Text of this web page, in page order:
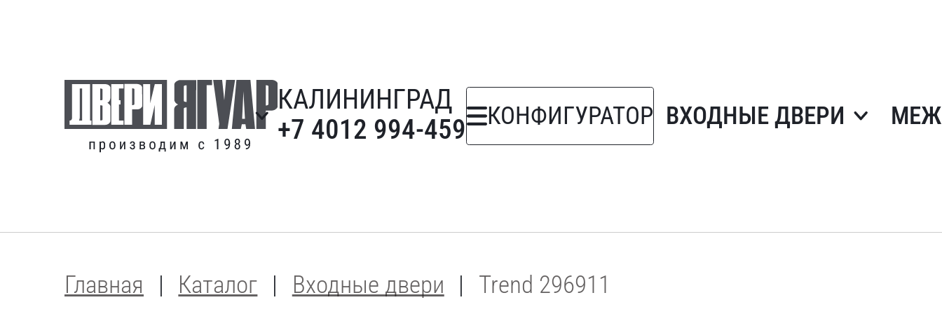
КАЛИНИНГРАД
+7 4012 994-459
КОНФИГУРАТОР ВХОДНЫЕ ДВЕРИ
Главная Каталог Входные двери Trend 296911